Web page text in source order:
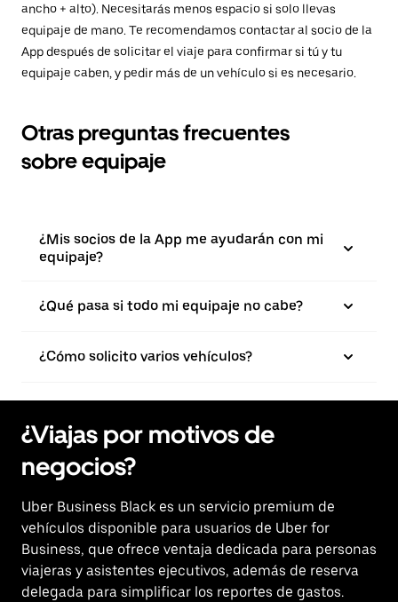
ancho + alto). Necesitarás menos espacio si solo llevas
equipaje de mano. Te recomendamos contactar al socio de la
App después de solicitar el viaje para confirmar si tú y tu
equipaje caben, y pedir más de un vehículo si es necesario.
Otras preguntas frecuentes
sobre equipaje
¿Mis socios de la App me ayudarán con mi
equipaje?
¿Qué pasa si todo mi equipaje no cabe?
¿Cómo solicito varios vehículos?
¿Viajas por motivos de
negocios?
Uber Business Black es un servicio premium de
vehículos disponible para usuarios de Uber for
Business, que ofrece ventaja dedicada para personas
viajeras y asistentes ejecutivos, además de reserva
delegada para simplificar los reportes de gastos.